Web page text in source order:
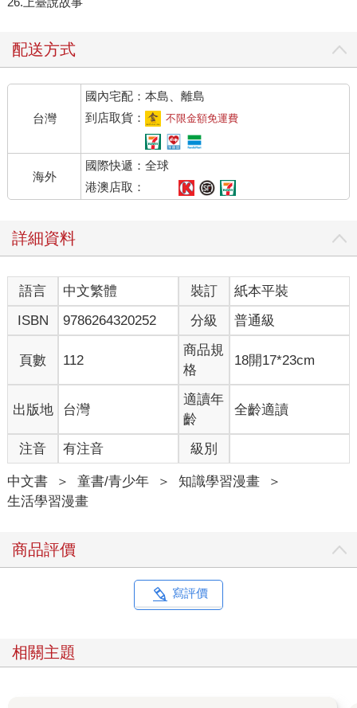
配送方式
台灣
國內宅配：本島、離島
到店取貨：
不限金額免運費
海外
國際快遞：全球
港澳店取：
詳細資料
語言 中文繁體 裝訂
紙本平裝
ISBN
9786264320252 分級 普通級
頁數 112
商品規
格
18開17*23cm
出版地 台灣
適讀年
齡
全齡適讀
注音 有注音 級別
中文書 ＞ 童書/青少年 ＞ 知識學習漫畫
＞
生活學習漫畫
商品評價
寫評價
相關主題